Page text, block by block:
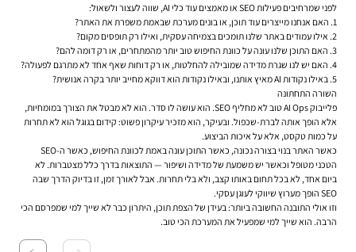
לפני שמרחיבים פעילות SEO או מאמצים עוד כלי AI, שווה לעצור ולשאול:
האם אנחנו מייצרים עוד תוכן, או בונים מערכת שבאמת משפרת את האתר?
אילו עמודים באתר שלנו תומכים בצמיחה עסקית, ואילו רק תופסים מקום?
האם התוכן שלנו עונה על כוונת החיפוש טוב יותר מהמתחרים, או רק דומה להם?
האם יש לנו שגרת מדידה שמובילה להחלטות, או רק דוחות שאף אחד לא מתרגם לפעולה?
באילו נקודות AI מאיץ אותנו, ובאילו נקודות הוא דווקא מחייב יותר בקרה אנושית?
השורה התחתונה
פלייבוק AI Ops טוב לא מחליף SEO. הוא עושה לו סדר. הוא לא מבטל את הצורך במומחיות,
אלא הופך אותה לברת-שכפול. ובעיקר, הוא מזכיר עיקרון פשוט: קידום בגוגל הוא לא תחרות
על כמות טקסט, אלא על איכות הביצוע.
כאשר האתר בנוי בצורה נכונה, כאשר התוכן עונה באמת לכוונת החיפוש, כאשר ה-SEO
הטכני מטופל וכאשר יש משמעת של מדידה ושיפור — התוצאות בדרך כלל מצטברות. לא
ביום אחד, לא בכל תחום באותו קצב, ולא בלי תחרות. אבל לאורך זמן, זו בדיוק הדרך שבה
SEO הופך מערוץ שיווקי לעוגן עסקי.
וזו אולי התובנה החשובה ביותר: בעידן של הצפת תוכן, היתרון כבר לא שייך למי שמפרסם הכי
הרבה. הוא שייך למי שמפעיל את המערכת הכי טוב.